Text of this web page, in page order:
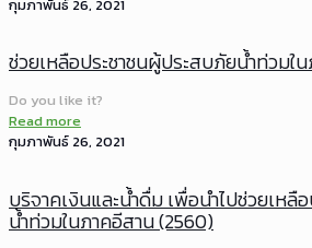
กุมภาพันธ์ 26, 2021
ช่วยเหลือประชาชนผู้ประสบภัยน้ำท่วมใ
Do you like it?
Read more
กุมภาพันธ์ 26, 2021
บริจาคเงินและน้ำดื่ม เพื่อนำไปช่วยเหลื
น้ำท่วมในภาคอีสาน (2560)